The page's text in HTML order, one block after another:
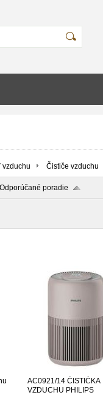
vzduchu Čističe vzduchu
Odporúčané poradie
AC0921/14 ČISTIČKA
VZDUCHU PHILIPS